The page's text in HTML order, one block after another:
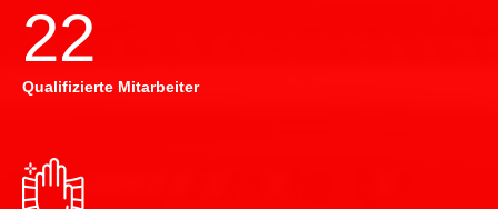
22
Qualifizierte Mitarbeiter